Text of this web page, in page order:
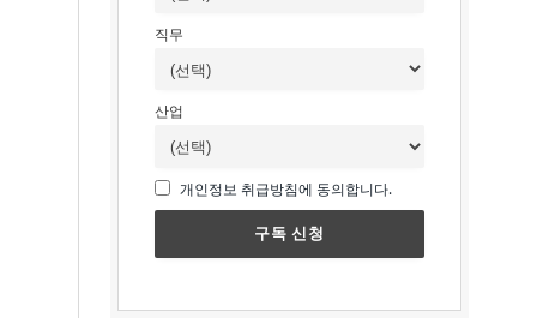
직무
산업
개인정보 취급방침에 동의합니다.